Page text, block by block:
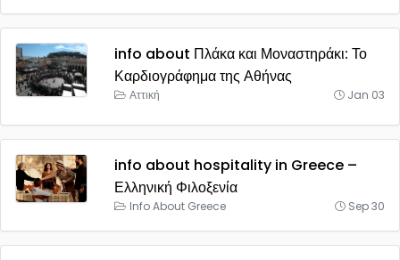
info about Πλάκα και Μοναστηράκι: Το
Καρδιογράφημα της Αθήνας
Αττική Jan 03
info about hospitality in Greece –
Ελληνική Φιλοξενία
Info About Greece Sep 30